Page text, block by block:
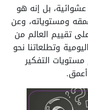
عشوائية، بل إنه هو
ومستوياته، وعن
تقييم العالم من
وتطلعاتنا نحو
التفكير